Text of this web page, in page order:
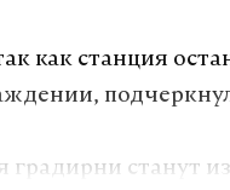
как станция
градирни станут